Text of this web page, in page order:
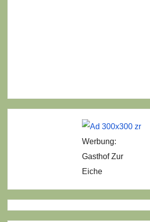
Werbung:
Gasthof Zur
Eiche